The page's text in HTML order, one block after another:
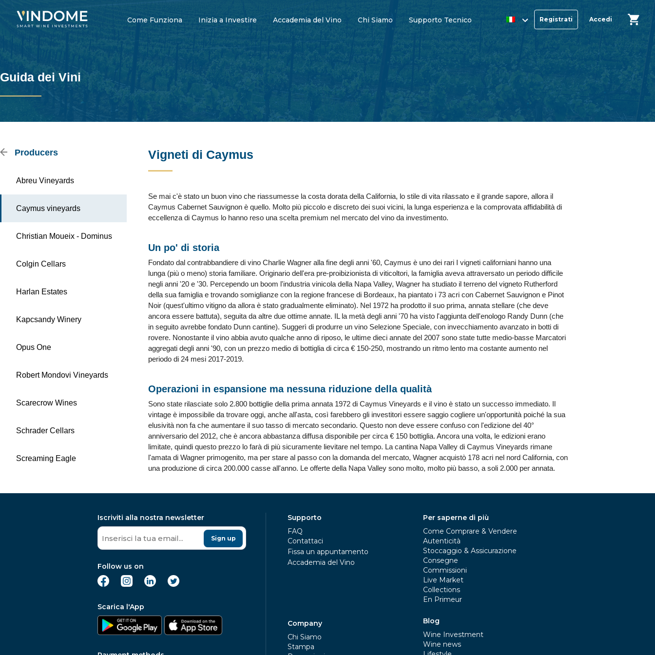
Come Funziona Inizia a Investire Accademia del Vino Chi Siamo Supporto Tecnico Registrati Accedi
Guida dei Vini
Producers
Abreu Vineyards
Caymus vineyards
Christian Moueix - Dominus
Colgin Cellars
Harlan Estates
Kapcsandy Winery
Opus One
Robert Mondovi Vineyards
Scarecrow Wines
Schrader Cellars
Screaming Eagle
Vigneti di Caymus
Se mai c'è stato un buon vino che riassumesse la costa dorata della California, lo stile di vita rilassato e il grande sapore, allora il
Caymus Cabernet Sauvignon è quello. Molto più piccolo e discreto dei suoi vicini, la lunga esperienza e la comprovata affidabilità di
eccellenza di Caymus lo hanno reso una scelta premium nel mercato del vino da investimento.
Un po' di storia
Fondato dal contrabbandiere di vino Charlie Wagner alla fine degli anni '60, Caymus è uno dei rari I vigneti californiani hanno una
lunga (più o meno) storia familiare. Originario dell'era pre-proibizionista di viticoltori, la famiglia aveva attraversato un periodo difficile
negli anni '20 e '30. Percependo un boom l'industria vinicola della Napa Valley, Wagner ha studiato il terreno del vigneto Rutherford
della sua famiglia e trovando somiglianze con la regione francese di Bordeaux, ha piantato i 73 acri con Cabernet Sauvignon e Pinot
Noir (quest'ultimo vitigno da allora è stato gradualmente eliminato). Nel 1972 ha prodotto il suo prima, annata stellare (che deve
ancora essere battuta), seguita da altre due ottime annate. IL la metà degli anni '70 ha visto l'aggiunta dell'enologo Randy Dunn (che
in seguito avrebbe fondato Dunn cantine). Suggerì di produrre un vino Selezione Speciale, con invecchiamento avanzato in botti di
rovere. Nonostante il vino abbia avuto qualche anno di riposo, le ultime dieci annate del 2007 sono state tutte medio-basse Marcatori
aggregati degli anni '90, con un prezzo medio di bottiglia di circa € 150-250, mostrando un ritmo lento ma costante aumento nel
periodo di 24 mesi 2017-2019.
Operazioni in espansione ma nessuna riduzione della qualità
Sono state rilasciate solo 2.800 bottiglie della prima annata 1972 di Caymus Vineyards e il vino è stato un successo immediato. Il
vintage è impossibile da trovare oggi, anche all'asta, così farebbero gli investitori essere saggio cogliere un'opportunità poiché la sua
elusività non fa che aumentare il suo tasso di mercato secondario. Questo non deve essere confuso con l'edizione del 40°
anniversario del 2012, che è ancora abbastanza diffusa disponibile per circa € 150 bottiglia. Ancora una volta, le edizioni erano
limitate, quindi questo prezzo lo farà di più sicuramente lievitare nel tempo. La cantina Napa Valley di Caymus Vineyards rimane
l'amata di Wagner primogenito, ma per stare al passo con la domanda del mercato, Wagner acquistò 178 acri nel nord California, con
una produzione di circa 200.000 casse all'anno. Le offerte della Napa Valley sono molto, molto più basso, a soli 2.000 per annata.
Iscriviti alla nostra newsletter
Sign up
Follow us on
Scarica l'App
Supporto
FAQ
Contattaci
Fissa un appuntamento
Accademia del Vino
Company
Chi Siamo
Stampa
Per saperne di più
Come Comprare & Vendere
Autenticità
Stoccaggio & Assicurazione
Consegne
Commissioni
Live Market
Collections
En Primeur
Blog
Wine Investment
Wine news